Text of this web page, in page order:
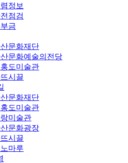
정보
점검
금
문화재단
문화예술의전당
도미술관
시끌
문화재단
도미술관
미술관
문화광장
시끌
노마루